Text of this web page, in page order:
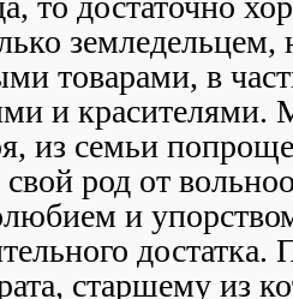
товарами, в
и красителями.
из семьи
свой род от
и
старшему из